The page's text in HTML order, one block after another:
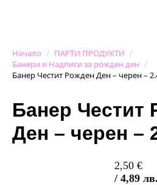
Начало
ПАРТИ ПРОДУКТИ
Банери и Надписи за рожден ден
Банер Честит Рожден Ден – черен –
Банер Честит
Ден – черен –
2,50 €
/ 4,89 лв.